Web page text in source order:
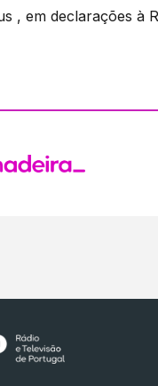
, em declarações à